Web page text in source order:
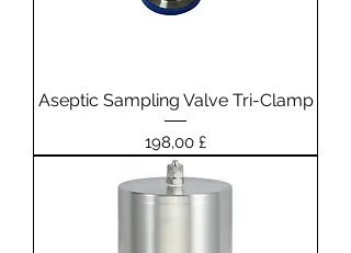
Aseptic Sampling Valve Tri-Clamp
Prezzo
198,00 £